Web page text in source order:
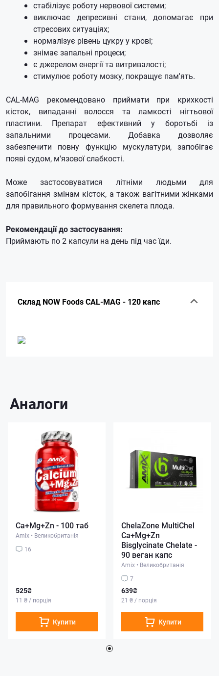
стабілізує роботу нервової системи;
виключає депресивні стани, допомагає при
стресових ситуаціях;
нормалізує рівень цукру у крові;
знімає запальні процеси;
є джерелом енергії та витривалості;
стимулює роботу мозку, покращує пам'ять.
CAL-MAG рекомендовано приймати при крихкості
кісток, випаданні волосся та ламкості нігтьової
пластини. Препарат ефективний у боротьбі із
запальними процесами. Добавка дозволяє
забезпечити повну функцію мускулатури, запобігає
появі судом, м'язової слабкості.
Може застосовуватися літніми людьми для
запобігання змінам кісток, а також вагітними жінками
для правильного формування скелета плода.
Рекомендації до застосування:
Приймають по 2 капсули на день під час їди.
Склад NOW Foods CAL-MAG - 120 капс
Аналоги
Ca+Mg+Zn - 100 таб
Amix • Великобританія
16
525₴
11 ₴ / порція
Купити
ChelaZone MultiChel
Ca+Mg+Zn
Bisglycinate Chelate -
90 веган капс
Amix • Великобританія
7
639₴
21 ₴ / порція
Купити